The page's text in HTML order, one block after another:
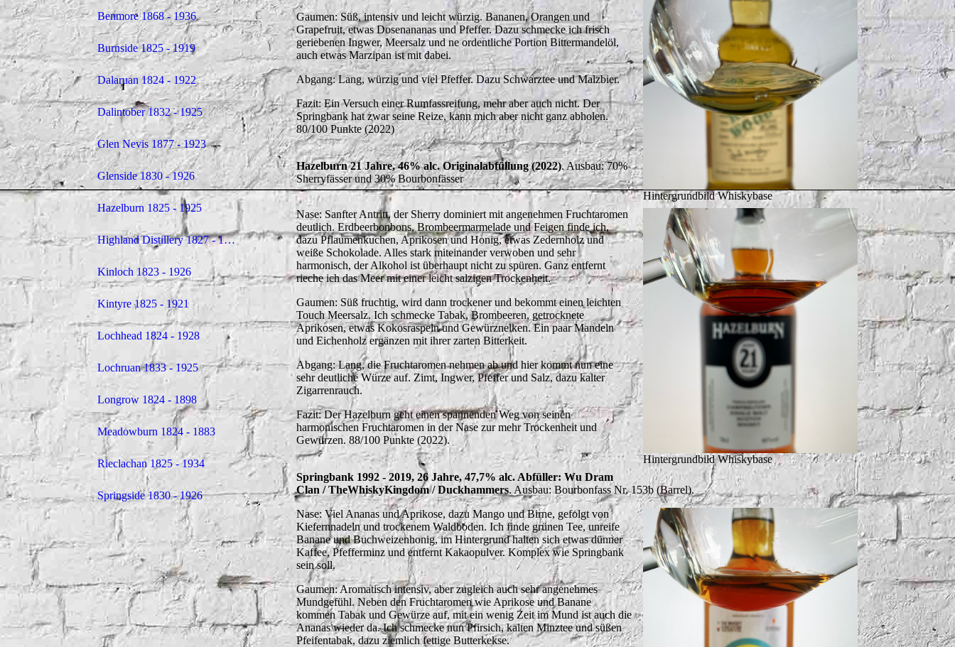
Benmore 1868 - 1936
Burnside 1825 - 1919
Dalaruan 1824 - 1922
Dalintober 1832 - 1925
Glen Nevis 1877 - 1923
Glenside 1830 - 1926
Hazelburn 1825 - 1925
Highland Distillery 1827 - 1852
Kinloch 1823 - 1926
Kintyre 1825 - 1921
Lochhead 1824 - 1928
Lochruan 1833 - 1925
Longrow 1824 - 1898
Meadowburn 1824 - 1883
Rieclachan 1825 - 1934
Springside 1830 - 1926
Hintergrundbild Whiskybase
Gaumen: Süß, intensiv und leicht würzig. Bananen, Orangen und
Grapefruit, etwas Dosenananas und Pfeffer. Dazu schmecke ich frisch
geriebenen Ingwer, Meersalz und ne ordentliche Portion Bittermandelöl,
auch etwas Marzipan ist mit dabei.
Abgang: Lang, würzig und viel Pfeffer. Dazu Schwarztee und Malzbier.
Fazit: Ein Versuch einer Rumfassreifung, mehr aber auch nicht. Der
Springbank hat zwar seine Reize, kann mich aber nicht ganz abholen.
80/100 Punkte (2022)
Hazelburn 21 Jahre, 46% alc. Originalabfüllung (2022). Ausbau: 70%
Sherryfässer und 30% Bourbonfässer
Hintergrundbild Whiskybase
Nase: Sanfter Antritt, der Sherry dominiert mit angenehmen Fruchtaromen
deutlich. Erdbeerbonbons, Brombeermarmelade und Feigen finde ich,
dazu Pflaumenkuchen, Aprikosen und Honig, etwas Zedernholz und
weiße Schokolade. Alles stark miteinander verwoben und sehr
harmonisch, der Alkohol ist überhaupt nicht zu spüren. Ganz entfernt
rieche ich das Meer mit einer leicht salzigen Trockenheit.
Gaumen: Süß fruchtig, wird dann trockener und bekommt einen leichten
Touch Meersalz. Ich schmecke Tabak, Brombeeren, getrocknete
Aprikosen, etwas Kokosraspeln und Gewürznelken. Ein paar Mandeln
und Eichenholz ergänzen mit ihrer zarten Bitterkeit.
Abgang: Lang, die Fruchtaromen nehmen ab und hier kommt nun eine
sehr deutliche Würze auf. Zimt, Ingwer, Pfeffer und Salz, dazu kalter
Zigarrenrauch.
Fazit: Der Hazelburn geht einen spannenden Weg von seinen
harmonischen Fruchtaromen in der Nase zur mehr Trockenheit und
Gewürzen. 88/100 Punkte (2022).
Springbank 1992 - 2019, 26 Jahre, 47,7% alc. Abfüller: Wu Dram
Clan / TheWhiskyKingdom / Duckhammers. Ausbau: Bourbonfass Nr. 153b (Barrel).
Nase: Viel Ananas und Aprikose, dazu Mango und Birne, gefolgt von
Kiefernnadeln und trockenem Waldboden. Ich finde grünen Tee, unreife
Banane und Buchweizenhonig, im Hintergrund halten sich etwas dünner
Kaffee, Pfefferminz und entfernt Kakaopulver. Komplex wie Springbank
sein soll.
Gaumen: Aromatisch intensiv, aber zugleich auch sehr angenehmes
Mundgefühl. Neben den Fruchtaromen wie Aprikose und Banane
kommen Tabak und Gewürze auf, mit ein wenig Zeit im Mund ist auch die
Ananas wieder da. Ich schmecke nun Pfirsich, kalten Minztee und süßen
Pfeifentabak, dazu ziemlich fettige Butterkekse.